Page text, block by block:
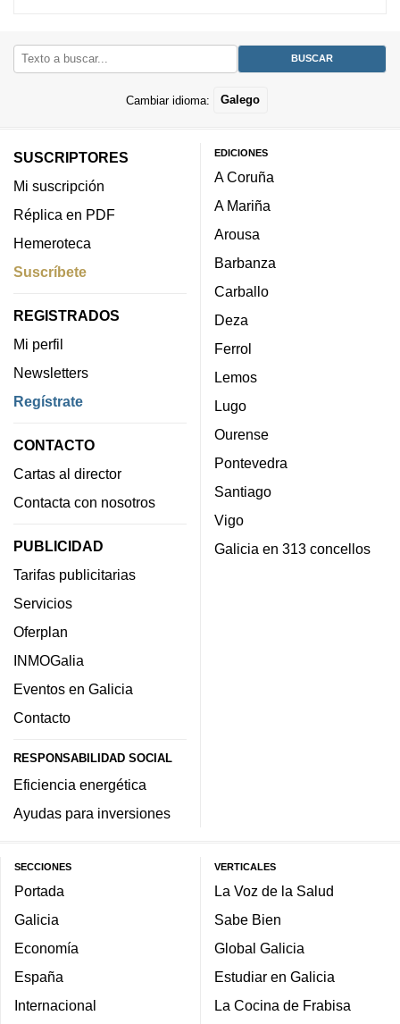
Cambiar idioma: Galego
SUSCRIPTORES
Mi suscripción
Réplica en PDF
Hemeroteca
Suscríbete
REGISTRADOS
Mi perfil
Newsletters
Regístrate
CONTACTO
Cartas al director
Contacta con nosotros
PUBLICIDAD
Tarifas publicitarias
Servicios
Oferplan
INMOGalia
Eventos en Galicia
Contacto
RESPONSABILIDAD SOCIAL
Eficiencia energética
Ayudas para inversiones
EDICIONES
A Coruña
A Mariña
Arousa
Barbanza
Carballo
Deza
Ferrol
Lemos
Lugo
Ourense
Pontevedra
Santiago
Vigo
Galicia en 313 concellos
SECCIONES
Portada
Galicia
Economía
España
Internacional
VERTICALES
La Voz de la Salud
Sabe Bien
Global Galicia
Estudiar en Galicia
La Cocina de Frabisa